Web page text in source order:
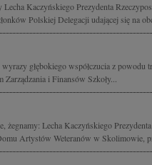
Lecha Kaczyńskiego Prezydenta
Polskiej Delegacji udającej się na
głębokiego współczucia z powodu
i Finansów Szkoły...
żegnamy: Lecha Kaczyńskiego
Artystów Weteranów w Skolimowie,